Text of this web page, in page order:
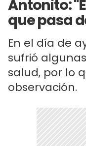
Antonito:
que pasa
En el día de
sufrió
salud, por lo
observación.